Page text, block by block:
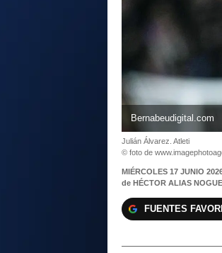
Bernabeudigital.com
Julián Álvarez. Atleti
© foto de
MIÉRCOLES 17 JUNIO
de HÉCTOR ALIAS
FUENTES